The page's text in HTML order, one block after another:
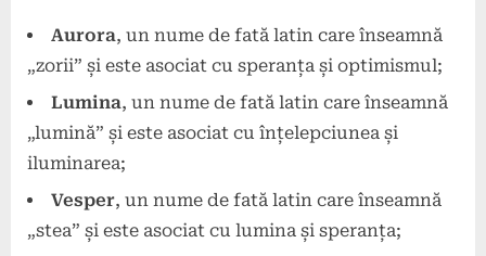
Aurora, un nume de fată latin care înseamnă
„zorii” și este asociat cu speranța și optimismul;
Lumina, un nume de fată latin care înseamnă
„lumină” și este asociat cu înțelepciunea și
iluminarea;
Vesper, un nume de fată latin care înseamnă
„stea” și este asociat cu lumina și speranța;